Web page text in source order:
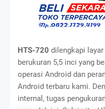
HTS-720 dilengkapi
berukuran 5,5 inci yang
operasi Android dan
Android terbaru kami.
internal, tugas